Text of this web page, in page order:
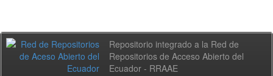
Repositorio integrado a la Red de
Repositorios de Acceso Abierto del
Ecuador - RRAAE